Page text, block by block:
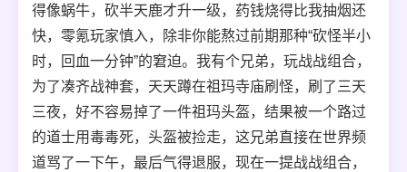
得像蜗牛，砍半天鹿才升一级，药钱烧得比我抽烟还
快，零氪玩家慎入，除非你能熬过前期那种“砍怪半小
时，回血一分钟”的窘迫。我有个兄弟，玩战战组合，
为了凑齐战神套，天天蹲在祖玛寺庙刷怪，刷了三天
三夜，好不容易掉了一件祖玛头盔，结果被一个路过
的道士用毒毒死，头盔被捡走，这兄弟直接在世界频
道骂了一下午，最后气得退服，现在一提战战组合，